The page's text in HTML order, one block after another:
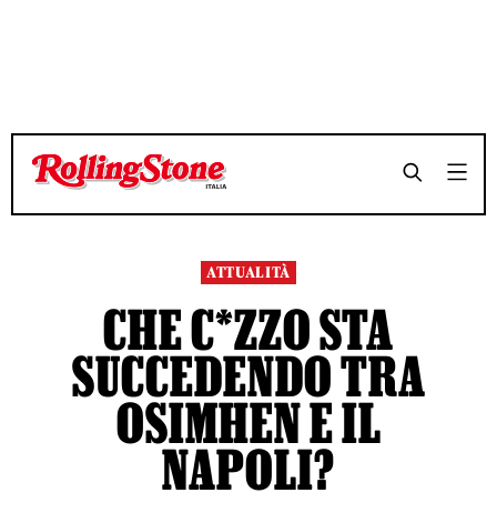
TEMPO DI LETTURA 4 MINUTI SHARE
TEMPO DI LETTURA 4 MINUTI SHARE
ATTUALITÀ
CHE C*ZZO STA
SUCCEDENDO TRA
OSIMHEN E IL
NAPOLI?